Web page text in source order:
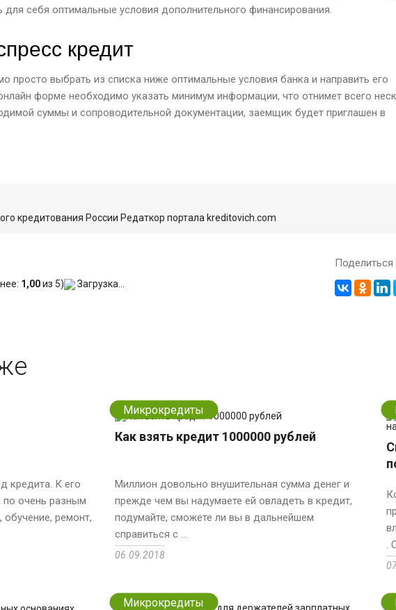
себя оптимальные условия дополнительного финансирования.
кредит
просто выбрать из списка ниже оптимальные условия банка и направить его
форме необходимо указать минимум информации, что отнимет всего
суммы и сопроводительной документации, заемщик будет приглашен в
кредитования России Редаткор портала kreditovich.com
1,00из 5) Загрузка...
Поделиться
кредита. К его
очень разным
обучение, ремонт,
Микрокредиты
Как взять кредит 1000000 рублей
Миллион довольно внушительная сумма денег и
прежде чем вы надумаете ей овладеть в кредит,
подумайте, сможете ли вы в дальнейшем
справиться с ...
06.09.2018
.
Микрокредиты